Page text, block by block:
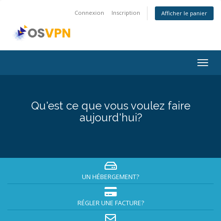
Connexion Inscription Afficher le panier
la
Qu'est ce que vous voulez faire
aujourd'hui?
UN HÉBERGEMENT?
RÉGLER UNE FACTURE?